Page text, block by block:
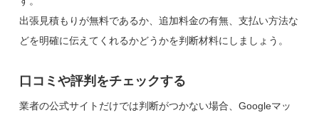
出張見積もりが無料であるか、追加料金の有無、支払い方法な
どを明確に伝えてくれるかどうかを判断材料にしましょう。
口コミや評判をチェックする
業者の公式サイトだけでは判断がつかない場合、Googleマッ